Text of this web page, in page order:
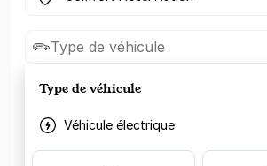
Type de véhicule
Type de véhicule
Véhicule électrique